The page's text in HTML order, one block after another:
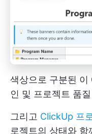
색상으로 구분된
인 및 프로젝트 품
그리고 ClickUp 프
로젝트의 상태와